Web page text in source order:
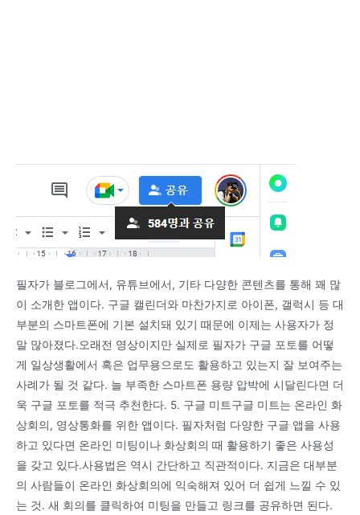
필자가 블로그에서, 유튜브에서, 기타 다양한 콘텐츠를 통해 꽤 많
이 소개한 앱이다. 구글 캘린더와 마찬가지로 아이폰, 갤럭시 등 대
부분의 스마트폰에 기본 설치돼 있기 때문에 이제는 사용자가 정
말 많아졌다.오래전 영상이지만 실제로 필자가 구글 포토를 어떻
게 일상생활에서 혹은 업무용으로도 활용하고 있는지 잘 보여주는
사례가 될 것 같다. 늘 부족한 스마트폰 용량 압박에 시달린다면 더
욱 구글 포토를 적극 추천한다. 5. 구글 미트구글 미트는 온라인 화
상회의, 영상통화를 위한 앱이다. 필자처럼 다양한 구글 앱을 사용
하고 있다면 온라인 미팅이나 화상회의 때 활용하기 좋은 사용성
을 갖고 있다.사용법은 역시 간단하고 직관적이다. 지금은 대부분
의 사람들이 온라인 화상회의에 익숙해져 있어 더 쉽게 느낄 수 있
는 것. 새 회의를 클릭하여 미팅을 만들고 링크를 공유하면 된다.